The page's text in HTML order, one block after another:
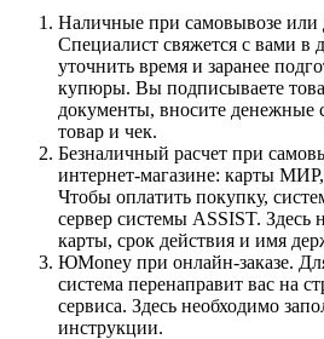
Наличные при самовывозе или
Специалист свяжется с вами в
уточнить время и заранее
купюры. Вы подписываете
документы, вносите денежные
товар и чек.
Безналичный расчет при
интернет-магазине: карты
Чтобы оплатить покупку,
сервер системы ASSIST. Здесь
карты, срок действия и имя
ЮMoney при онлайн-заказе.
система перенаправит вас на
сервиса. Здесь необходимо
инструкции.